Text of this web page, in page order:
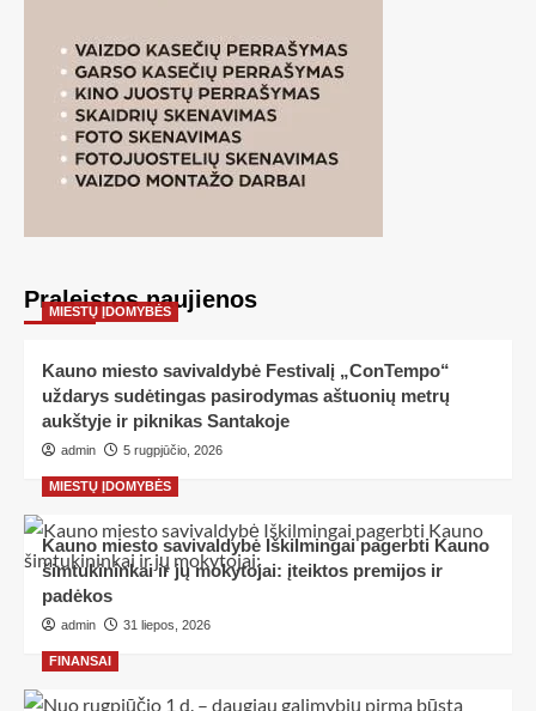
Praleistos naujienos
MIESTŲ ĮDOMYBĖS
Kauno miesto savivaldybė Festivalį „ConTempo“
uždarys sudėtingas pasirodymas aštuonių metrų
aukštyje ir piknikas Santakoje
admin 5 rugpjūčio, 2026
MIESTŲ ĮDOMYBĖS
Kauno miesto savivaldybė Iškilmingai pagerbti Kauno
šimtukininkai ir jų mokytojai: įteiktos premijos ir
padėkos
admin 31 liepos, 2026
FINANSAI